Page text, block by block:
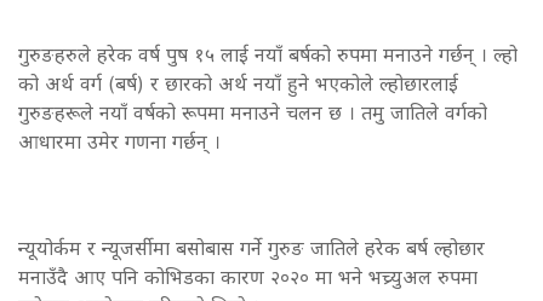
गुरुङहरुले हरेक वर्ष पुष १५ लाई नयाँ बर्षको रुपमा मनाउने गर्छन् । ल्हो
को अर्थ वर्ग (बर्ष) र छारको अर्थ नयाँ हुने भएकोले ल्होछारलाई
गुरुङहरूले नयाँ वर्षको रूपमा मनाउने चलन छ । तमु जातिले वर्गको
आधारमा उमेर गणना गर्छन् ।
न्यूयोर्कम र न्यूजर्सीमा बसोबास गर्ने गुरुङ जातिले हरेक बर्ष ल्होछार
मनाउँदै आए पनि कोभिडका कारण २०२० मा भने भच्र्युअल रुपमा